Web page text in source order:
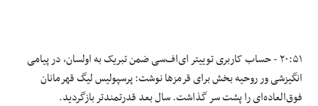
۲۰:۵۱ - حساب کاربری توییتر ای‌اف‌سی ضمن تبریک به اولسان، در پیامی
انگیزشی ور روحیه بخش برای قرمزها نوشت: پرسپولیس لیگ قهرمانان
فوق‌العاده‌ای را پشت سر گذاشت. سال بعد قدرتمندتر بازگردید.